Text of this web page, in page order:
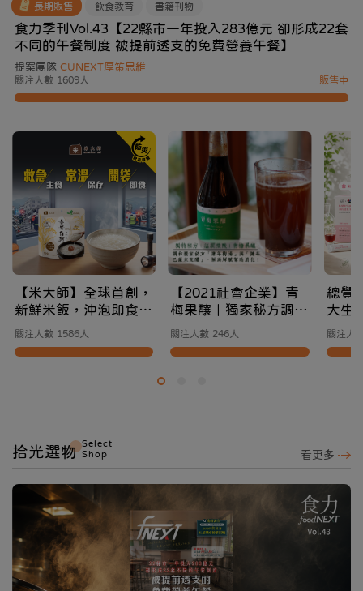
長期販售 飲食教育 書籍刊物
食力季刊Vol.43【22縣市一年投入283億元 卻形成22套
不同的午餐制度 被提前透支的免費營養午餐】
提案團隊 CUNEXT厚策思維
關注人數 1609人 販售中
【米大師】全球首創，
新鮮米飯，沖泡即食｜
你的常溫防災應援補給
站
關注人數 1586人
【2021社會企業】青
梅果釀｜獨家秘方調製
溫潤微酸風味
關注人數 246人
總覺
大生
為你
適節
關注人
拾光選物Select
Shop
看更多